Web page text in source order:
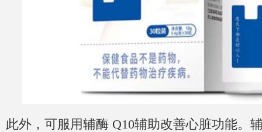
此外，可服用辅酶 Q10辅助改善心脏功能。